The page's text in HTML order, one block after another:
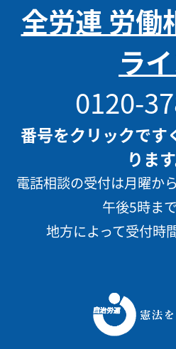
全労連 労働
ラ
0120-
番号をクリックです
ります
電話相談の受付は月曜か
午後5時まで
地方によって受付時